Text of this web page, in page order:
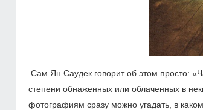
Сам Ян Саудек говорит об этом просто:
степени обнаженных или облаченных в
фотографиям сразу можно угадать, в